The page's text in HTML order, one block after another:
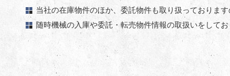
当社の在庫物件のほか、委託物件も取り扱っておりま
随時機械の入庫や委託・転売物件情報の取扱いをして